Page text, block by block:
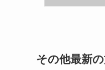
その他最新